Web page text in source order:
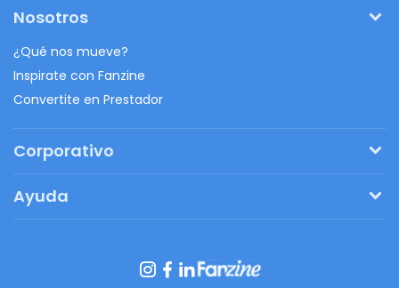
Nosotros
¿Qué nos mueve?
Inspirate con Fanzine
Convertite en Prestador
Corporativo
Regalos originales
Ayuda
Botón de arrepentimiento